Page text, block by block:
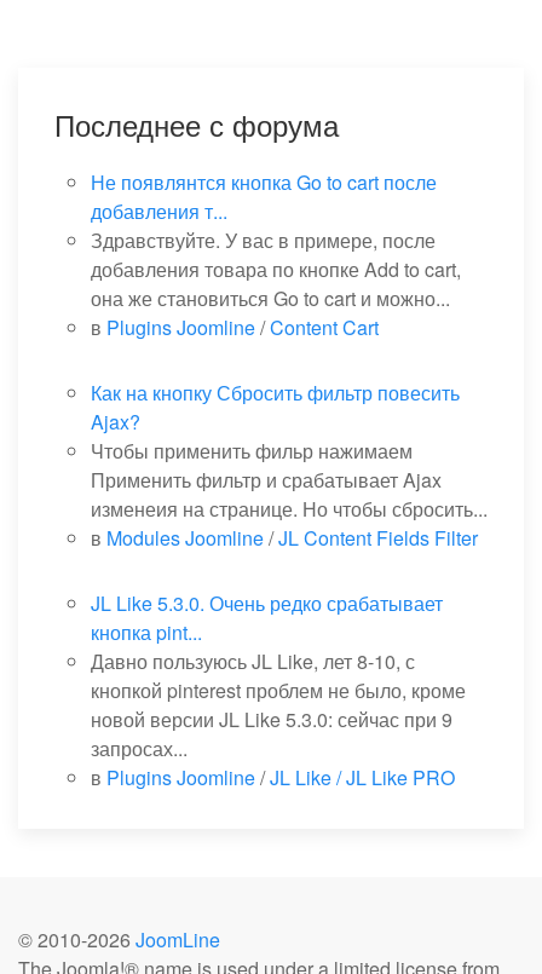
Последнее с форума
Не появлянтся кнопка Go to cart после
добавления т...
Здравствуйте. У вас в примере, после
добавления товара по кнопке Add to cart,
она же становиться Go to cart и можно...
в Plugins Joomline/Content Cart
Как на кнопку Сбросить фильтр повесить
Ajax?
Чтобы применить фильр нажимаем
Применить фильтр и срабатывает Ajax
изменеия на странице. Но чтобы сбросить...
в Modules Joomline/JL Content Fields Filter
JL Like 5.3.0. Очень редко срабатывает
кнопка pint...
Давно пользуюсь JL Like, лет 8-10, с
кнопкой pinterest проблем не было, кроме
новой версии JL Like 5.3.0: сейчас при 9
запросах...
в Plugins Joomline/JL Like / JL Like PRO
© 2010-2026 JoomLine